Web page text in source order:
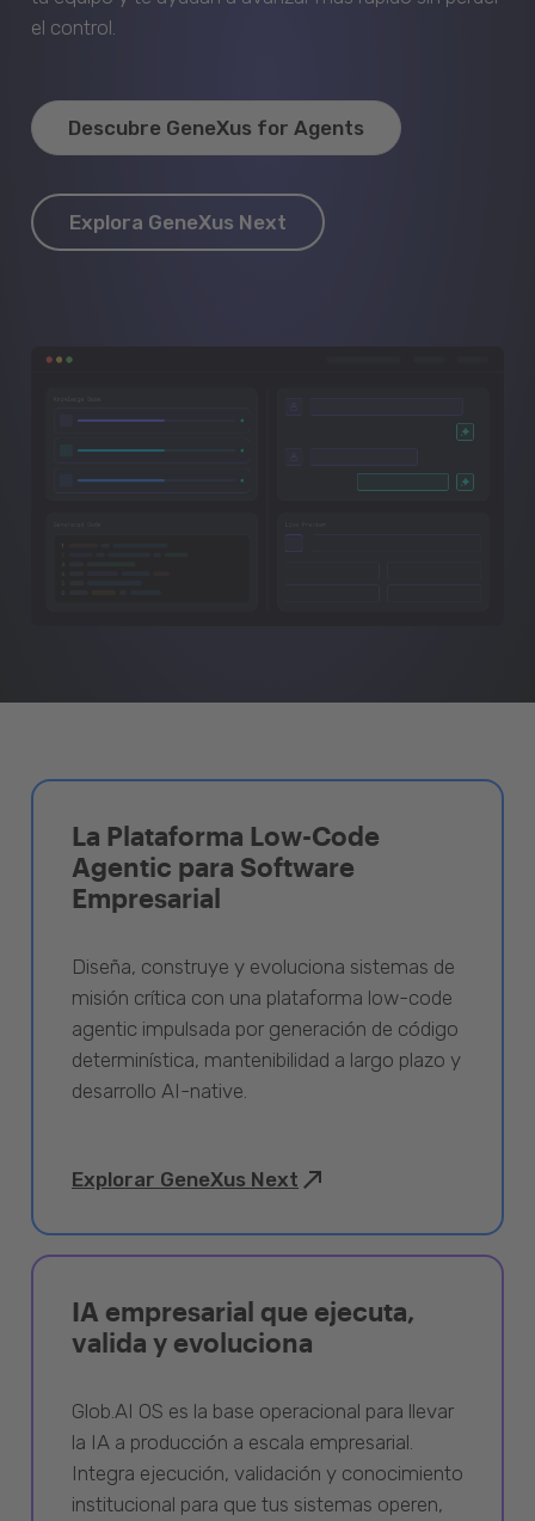
el control.
Descubre GeneXus for Agents
Explora GeneXus Next
La Plataforma Low-Code
Agentic para Software
Empresarial
Diseña, construye y evoluciona sistemas de
misión crítica con una plataforma low-code
agentic impulsada por generación de código
determinística, mantenibilidad a largo plazo y
desarrollo AI-native.
Explorar GeneXus Next
IA empresarial que ejecuta,
valida y evoluciona
Glob.AI OS es la base operacional para llevar
la IA a producción a escala empresarial.
Integra ejecución, validación y conocimiento
institucional para que tus sistemas operen,